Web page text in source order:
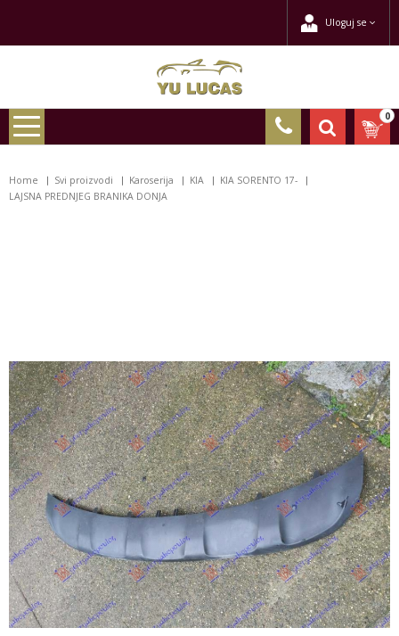
Uloguj se
0
Home Svi proizvodi Karoserija KIA
KIA SORENTO 17-
LAJSNA PREDNJEG BRANIKA DONJA